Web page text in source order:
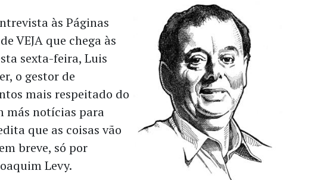
às Páginas
VEJA que chega às
sexta-feira, Luis
o gestor de
mais respeitado do
más notícias para
que as coisas vão
breve, só por
Levy.